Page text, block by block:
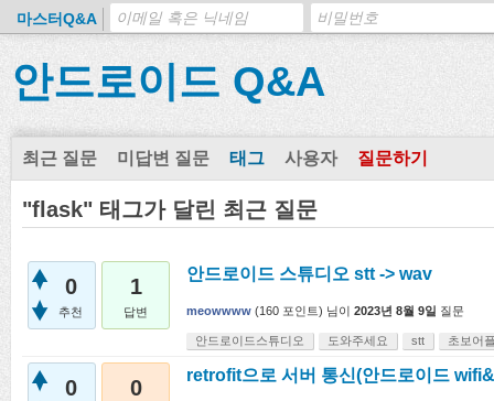
마스터Q&A
안드로이드 Q&A
최근 질문 미답변 질문 태그 사용자 질문하기
"flask" 태그가 달린 최근 질문
0
추천
1
답변
안드로이드 스튜디오 stt -> wav
meowwww (160 포인트) 님이 2023년 8월 9일 질문
안드로이드스튜디오 도와주세요 stt 초보어
0 0
retrofit으로 서버 통신(안드로이드